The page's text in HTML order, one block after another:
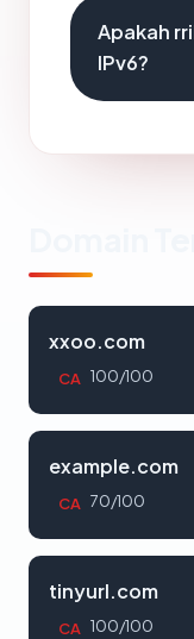
Apakah
IPv6?
xxoo.com
CA 100/100
example.com
CA 70/100
tinyurl.com
CA 100/100